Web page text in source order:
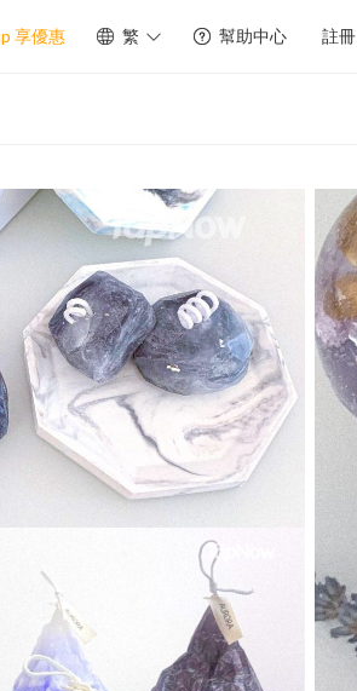
享優惠 繁 幫助中心 註冊